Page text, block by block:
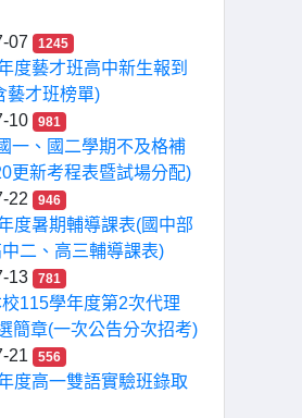
07
1245
度藝才班高中新生報到
藝才班榜單)
10
981
一、國二學期不及格補
更新考程表暨試場分配)
22
946
度暑期輔導課表(國中部
二、高三輔導課表)
13
781
115學年度第2次代理
簡章(一次公告分次招考)
21
556
度高一雙語實驗班錄取